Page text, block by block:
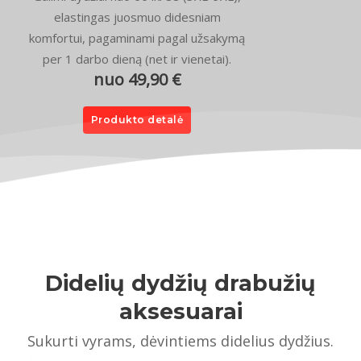
elastingas juosmuo didesniam
komfortui, pagaminami pagal užsakymą
per 1 darbo dieną (net ir vienetai).
nuo 49,90 €
Produkto detalė
Didelių dydžių drabužių
aksesuarai
Sukurti vyrams, dėvintiems didelius dydžius.